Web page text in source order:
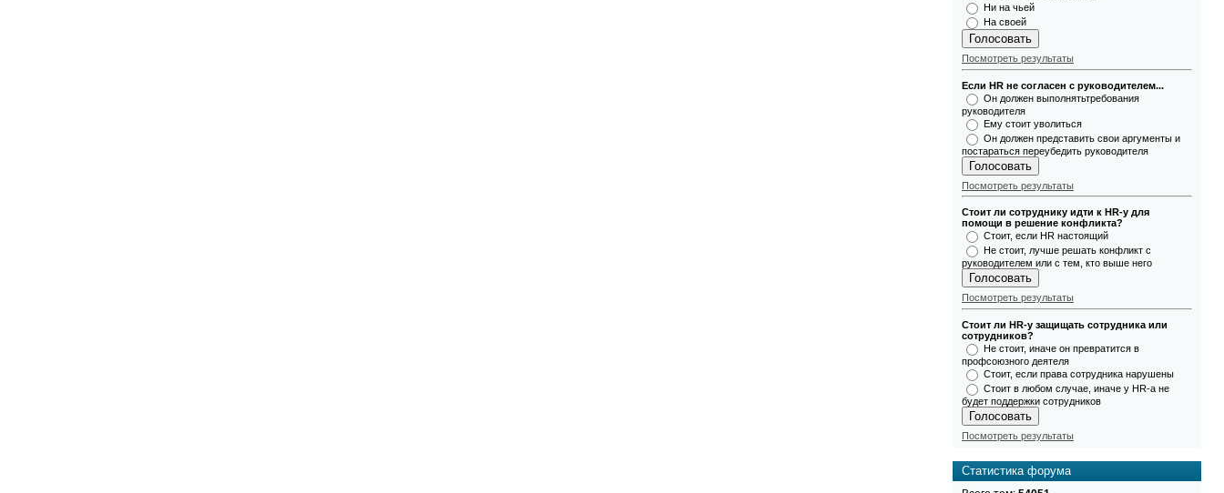
Ни на чьей
На своей
Посмотреть результаты
Если HR не согласен с руководителем...
Он должен выполнятьтребования
руководителя
Ему стоит уволиться
Он должен представить свои аргументы и
постараться переубедить руководителя
Посмотреть результаты
Стоит ли сотруднику идти к HR-у для
помощи в решение конфликта?
Стоит, если HR настоящий
Не стоит, лучше решать конфликт с
руководителем или с тем, кто выше него
Посмотреть результаты
Стоит ли HR-у защищать сотрудника или
сотрудников?
Не стоит, иначе он превратится в
профсоюзного деятеля
Стоит, если права сотрудника нарушены
Стоит в любом случае, иначе у HR-а не
будет поддержки сотрудников
Посмотреть результаты
Статистика форума